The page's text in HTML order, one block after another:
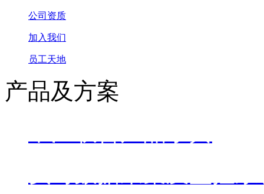
公司资质
加入我们
员工天地
产品及方案